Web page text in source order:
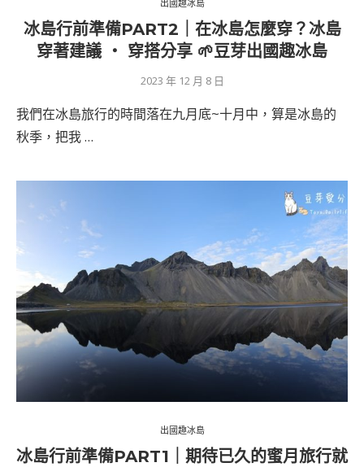
出國趣冰島
冰島行前準備PART2｜在冰島怎麼穿？冰島
穿著建議 ‧ 穿搭分享 🌱豆芽出國趣冰島
2023 年 12 月 8 日
我們在冰島旅行的時間落在九月底~十月中，算是冰島的
秋季，把我 …
出國趣冰島
冰島行前準備PART1｜期待已久的蜜月旅行就